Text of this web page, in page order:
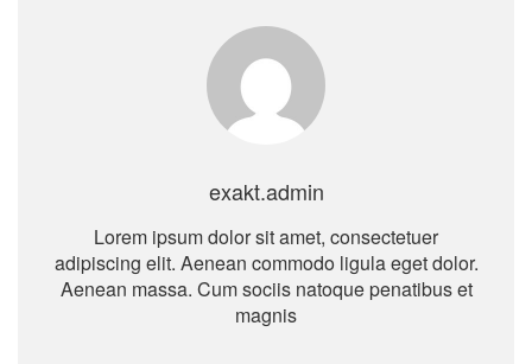
exakt.admin
Lorem ipsum dolor sit amet, consectetuer
adipiscing elit. Aenean commodo ligula eget dolor.
Aenean massa. Cum sociis natoque penatibus et
magnis